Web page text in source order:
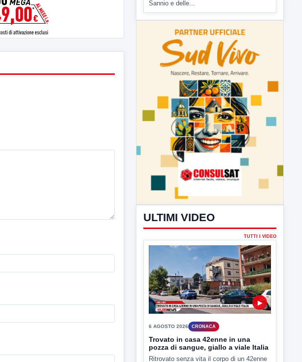
Inaugurato il nuovo tratto della
SS212 Variante Fortorina
Un nuovo tassello per la viabilità del
Sannio e delle...
ULTIMI VIDEO
TUTTI I VIDEO